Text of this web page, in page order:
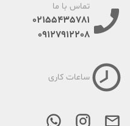
تماس با ما
02155435781
09127912208
ساعات کاری